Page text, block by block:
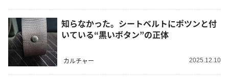
知らなかった。シートベルトにポツンと付
いている“黒いボタン”の正体
カルチャー 2025.12.10